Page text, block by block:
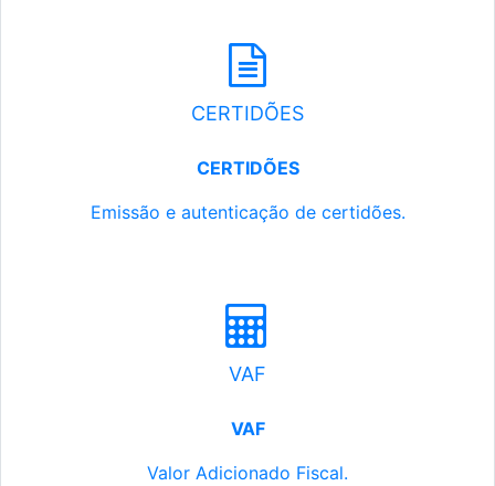
CERTIDÕES
CERTIDÕES
Emissão e autenticação de certidões.
VAF
VAF
Valor Adicionado Fiscal.